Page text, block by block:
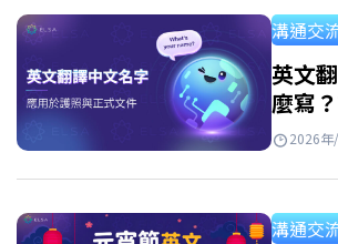
Alice 高貴、優雅 愛麗絲 Amelia
蜜莉亞…
溝通交
英文
麼寫
規則
2026
溝通交